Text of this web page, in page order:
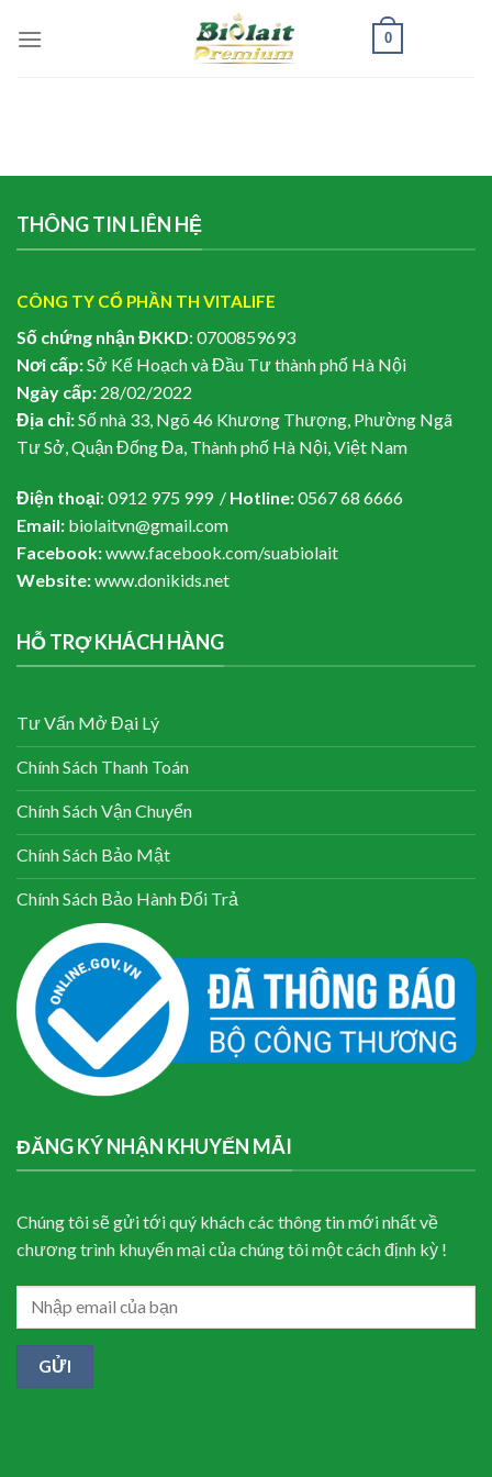
0
THÔNG TIN LIÊN HỆ
CÔNG TY CỔ PHẦN TH VITALIFE
Số chứng nhận ĐKKD: 0700859693
Nơi cấp:Sở Kế Hoạch và Đầu Tư thành phố Hà Nội
Ngày cấp: 28/02/2022
Địa chỉ:Số nhà 33, Ngõ 46 Khương Thượng, Phường Ngã
Tư Sở, Quận Đống Đa, Thành phố Hà Nội, Việt Nam
Điện thoại: 0912 975 999 / Hotline:0567 68 6666
Email: biolaitvn@gmail.com
Facebook:www.facebook.com/suabiolait
Website:www.donikids.net
HỖ TRỢ KHÁCH HÀNG
Tư Vấn Mở Đại Lý
Chính Sách Thanh Toán
Chính Sách Vận Chuyển
Chính Sách Bảo Mật
Chính Sách Bảo Hành Đổi Trả
ĐĂNG KÝ NHẬN KHUYẾN MÃI
Chúng tôi sẽ gửi tới quý khách các thông tin mới nhất về
chương trình khuyến mại của chúng tôi một cách định kỳ !